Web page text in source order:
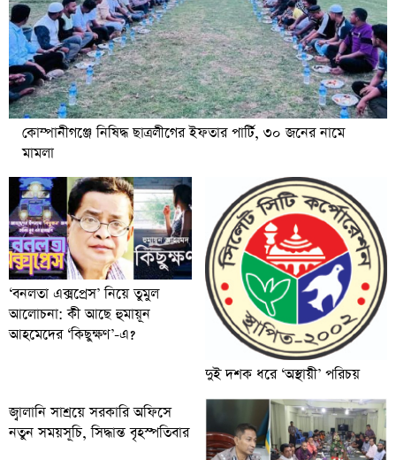
কোম্পানীগঞ্জে নিষিদ্ধ ছাত্রলীগের ইফতার পার্টি, ৩০ জনের নামে
মামলা
‘বনলতা এক্সপ্রেস’ নিয়ে তুমুল
আলোচনা: কী আছে হুমায়ূন
আহমেদের ‘কিছুক্ষণ’-এ?
দুই দশক ধরে ‘অস্থায়ী’ পরিচয়
জ্বালানি সাশ্রয়ে সরকারি অফিসে
নতুন সময়সূচি, সিদ্ধান্ত বৃহস্পতিবার